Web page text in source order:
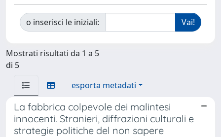
o inserisci le iniziali:
Mostrati risultati da 1 a 5
di 5
esporta metadati
La fabbrica colpevole dei malintesi
innocenti. Stranieri, diffrazioni culturali e
strategie politiche del non sapere